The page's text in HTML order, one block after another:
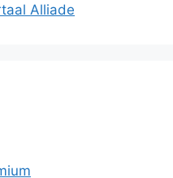
Alliade